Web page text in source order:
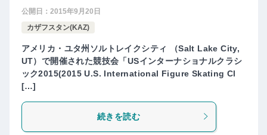
公開日： 2015年9月20日
カザフスタン(KAZ)
アメリカ・ユタ州ソルトレイクシティ （Salt Lake City,
UT）で開催された競技会「USインターナショナルクラシ
ック2015(2015 U.S. International Figure Skating Cl
[…]
続きを読む